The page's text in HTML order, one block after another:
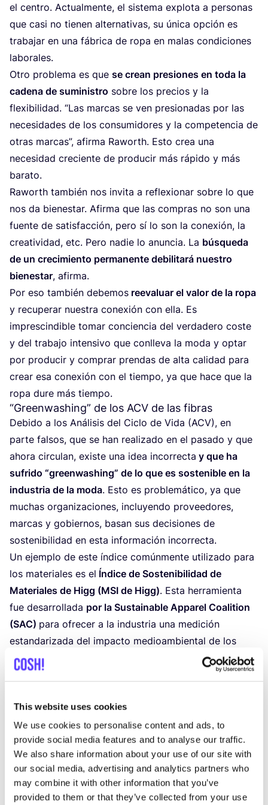
This website uses cookies
We use cookies to personalise content and ads, to
provide social media features and to analyse our traffic.
We also share information about your use of our site with
our social media, advertising and analytics partners who
may combine it with other information that you’ve
provided to them or that they’ve collected from your use
el cen­tro. Actual­men­te, el sis­te­ma explo­ta a per­so­nas
que casi no tie­nen alter­na­ti­vas, su úni­ca opción es
tra­ba­jar en una fábri­ca de ropa en malas con­di­cio­nes
laborales.
Otro pro­ble­ma es que se crean pre­sio­nes en toda la
cade­na de sumi­nis­tro sobre los pre­cios y la
fle­xi­bi­li­dad. “Las mar­cas se ven pre­sio­na­das por las
nece­si­da­des de los con­su­mi­do­res y la com­pe­ten­cia de
otras mar­cas”, afir­ma Raworth. Esto crea una
nece­si­dad cre­cien­te de pro­du­cir más rápi­do y más
barato.
Raworth tam­bién nos invi­ta a refle­xio­nar sobre lo que
nos da bien­es­tar. Afir­ma que las com­pras no son una
fuen­te de satis­fac­ción, pero sí lo son la cone­xión, la
crea­ti­vi­dad, etc. Pero nadie lo anun­cia. La bús­que­da
de un cre­ci­mien­to per­ma­nen­te debi­li­ta­rá nues­tro
bien­es­tar, afir­ma.
Por eso tam­bién debe­mos reeva­luar el valor de la ropa
y recu­pe­rar nues­tra cone­xión con ella. Es
impres­cin­di­ble tomar con­cien­cia del ver­da­de­ro cos­te
y del tra­ba­jo inten­si­vo que con­lle­va la moda y optar
por pro­du­cir y com­prar pren­das de alta cali­dad para
crear esa cone­xión con el tiem­po, ya que hace que la
ropa dure más tiempo.
“Greenwashing” de los ACV de las fibras
Debi­do a los Aná­li­sis del Ciclo de Vida (ACV), en
par­te fal­sos, que se han rea­li­za­do en el pasa­do y que
aho­ra cir­cu­lan, exis­te una idea inco­rrec­ta y que ha
sufri­do “green­wa­shing” de lo que es sos­te­ni­ble en la
indus­tria de la moda. Esto es pro­ble­má­ti­co, ya que
muchas orga­ni­za­cio­nes, inclu­yen­do pro­vee­do­res,
mar­cas y gobier­nos, basan sus deci­sio­nes de
sos­te­ni­bi­li­dad en esta infor­ma­ción incorrecta.
Un ejem­plo de este índi­ce común­men­te uti­li­za­do para
los mate­ria­les es el Índi­ce de Sos­te­ni­bi­li­dad de
Mate­ria­les de Higg (MSI de Higg). Esta herra­mien­ta
fue desa­rro­lla­da por la Sus­tai­na­ble Appa­rel Coali­tion
(SAC) para ofre­cer a la indus­tria una medi­ción
estan­da­ri­za­da del impac­to medioam­bien­tal de los
dife­ren­tes tipos de tex­ti­les en la fabri­ca­ción de
pren­das de ves­tir. Inclu­ye datos sobre el poten­cial de
en el agua (eutro­fi­za­ción), la esca­sez de agua, el
ago­ta­mien­to de los com­bus­ti­bles fósi­les y la química.
ElSACy este índi­ce fue­ron ini­cia­dos por Pata­go­nia
jun­to con otras gran­des mar­cas de moda rápi­da
y ath­lei­su­re como Nike y actual­men­te están
finan­cia­dos, cuen­tan con la con­fian­za y son uti­li­za­dos